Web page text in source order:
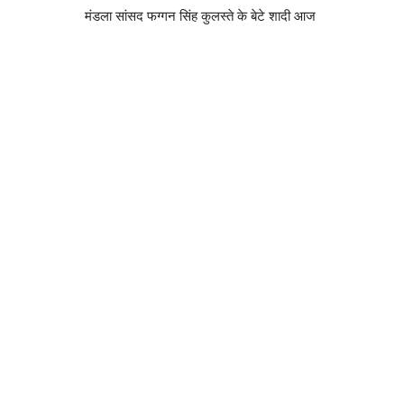
मंडला सांसद फग्गन सिंह कुलस्ते के बेटे शादी आज